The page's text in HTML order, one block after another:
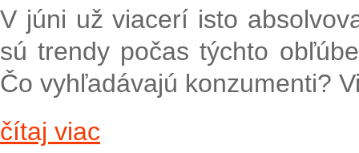
V júni už viacerí isto
sú trendy počas týchto
Čo vyhľadávajú konzumenti?
čítaj viac